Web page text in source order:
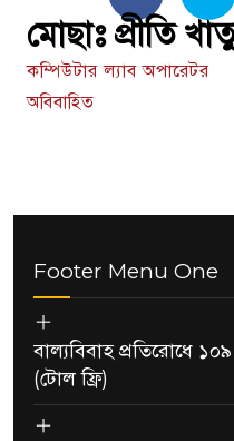
মোছাঃ প্রীতি
কম্পিউটার ল্যাব অপারেটর
অবিবাহিত
Footer Menu One
বাল্যবিবাহ প্রতিরোধে ১০৯
(টোল ফ্রি)